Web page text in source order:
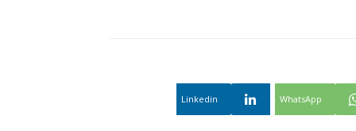
WhatsApp
Linkedin